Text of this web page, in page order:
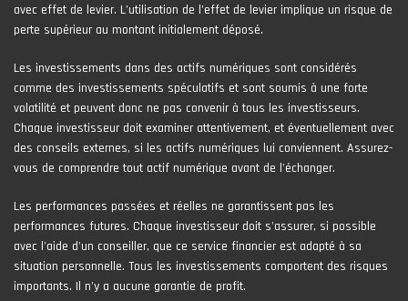
avec effet de levier. L’utilisation de l’effet de levier implique un risque de
perte supérieur au montant initialement déposé.
Les investissements dans des actifs numériques sont considérés
comme des investissements spéculatifs et sont soumis à une forte
volatilité et peuvent donc ne pas convenir à tous les investisseurs.
Chaque investisseur doit examiner attentivement, et éventuellement avec
des conseils externes, si les actifs numériques lui conviennent. Assurez-
vous de comprendre tout actif numérique avant de l'échanger.
Les performances passées et réelles ne garantissent pas les
performances futures. Chaque investisseur doit s'assurer, si possible
avec l'aide d'un conseiller, que ce service financier est adapté à sa
situation personnelle. Tous les investissements comportent des risques
importants. Il n'y a aucune garantie de profit.